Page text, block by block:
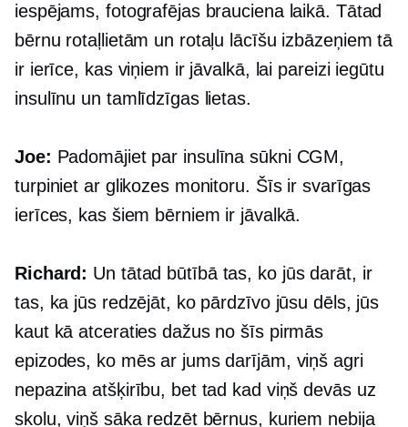
iespējams, fotografējas brauciena laikā. Tātad
bērnu rotaļlietām un rotaļu lācīšu izbāzeņiem tā
ir ierīce, kas viņiem ir jāvalkā, lai pareizi iegūtu
insulīnu un tamlīdzīgas lietas.
Joe: Padomājiet par insulīna sūkni CGM,
turpiniet ar glikozes monitoru. Šīs ir svarīgas
ierīces, kas šiem bērniem ir jāvalkā.
Richard: Un tātad būtībā tas, ko jūs darāt, ir
tas, ka jūs redzējāt, ko pārdzīvo jūsu dēls, jūs
kaut kā atceraties dažus no šīs pirmās
epizodes, ko mēs ar jums darījām, viņš agri
nepazina atšķirību, bet tad kad viņš devās uz
skolu, viņš sāka redzēt bērnus, kuriem nebija